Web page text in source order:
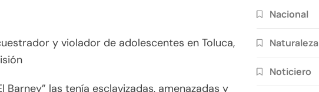
y violador de adolescentes en Toluca,
Barney” las tenía esclavizadas, amenazadas y
Nacional
Naturaleza
Noticiero